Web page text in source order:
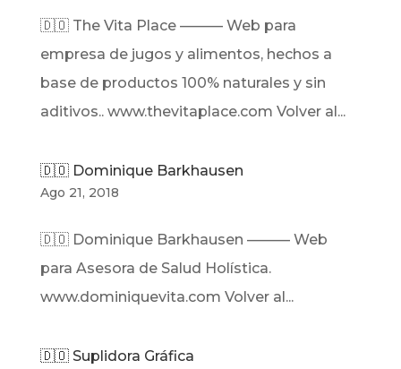
🇩🇴 The Vita Place ——— Web para
empresa de jugos y alimentos, hechos a
base de productos 100% naturales y sin
aditivos.. www.thevitaplace.com Volver al...
🇩🇴 Dominique Barkhausen
Ago 21, 2018
🇩🇴 Dominique Barkhausen ——— Web
para Asesora de Salud Holística.
www.dominiquevita.com Volver al...
🇩🇴 Suplidora Gráfica